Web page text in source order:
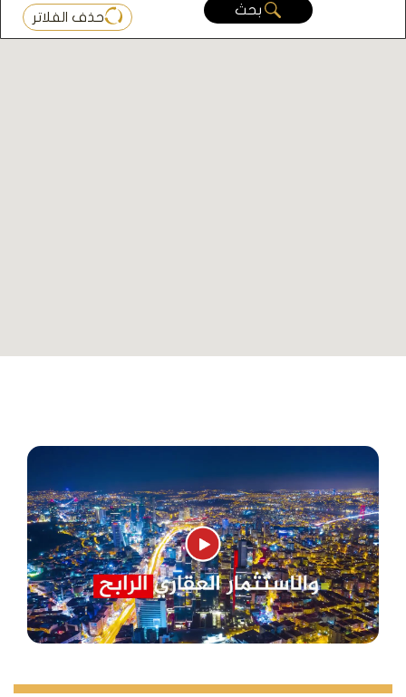
بحث
حذف الفلاتر